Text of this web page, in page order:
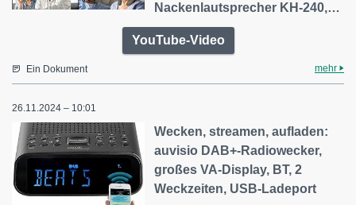
Nackenlautsprecher KH-240,…
YouTube-Video
Ein Dokument mehr
26.11.2024 – 10:01
Wecken, streamen, aufladen:
auvisio DAB+-Radiowecker,
großes VA-Display, BT, 2
Weckzeiten, USB-Ladeport